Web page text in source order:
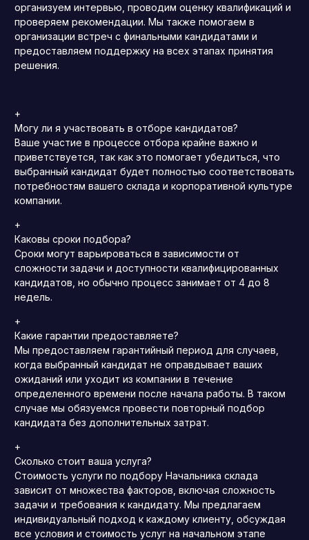
организуем интервью, проводим оценку квалификаций и
проверяем рекомендации. Мы также помогаем в
организации встреч с финальными кандидатами и
предоставляем поддержку на всех этапах принятия
решения.
+
Могу ли я участвовать в отборе кандидатов?
Ваше участие в процессе отбора крайне важно и
приветствуется, так как это помогает убедиться, что
выбранный кандидат будет полностью соответствовать
потребностям вашего склада и корпоративной культуре
компании.
+
Каковы сроки подбора?
Сроки могут варьироваться в зависимости от
сложности задачи и доступности квалифицированных
кандидатов, но обычно процесс занимает от 4 до 8
недель.
+
Какие гарантии предоставляете?
Мы предоставляем гарантийный период для случаев,
когда выбранный кандидат не оправдывает ваших
ожиданий или уходит из компании в течение
определенного времени после начала работы. В таком
случае мы обязуемся провести повторный подбор
кандидата без дополнительных затрат.
+
Сколько стоит ваша услуга?
Стоимость услуги по подбору Начальника склада
зависит от множества факторов, включая сложность
задачи и требования к кандидату. Мы предлагаем
индивидуальный подход к каждому клиенту, обсуждая
все условия и стоимость услуг на начальном этапе